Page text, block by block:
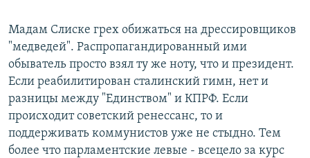
Мадам Слиске грех обижаться на дрессировщиков
"медведей". Распропагандированный ими
обыватель просто взял ту же ноту, что и президент.
Если реабилитирован сталинский гимн, нет и
разницы между "Единством" и КПРФ. Если
происходит советский ренессанс, то и
поддерживать коммунистов уже не стыдно. Тем
более что парламентские левые - всецело за курс